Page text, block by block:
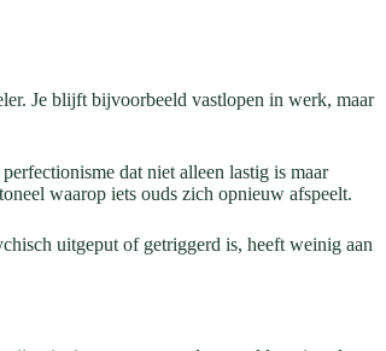
Je blijft bijvoorbeeld vastlopen in werk, maar
dat niet alleen lastig is maar
waarop iets ouds zich opnieuw afspeelt.
uitgeput of getriggerd is, heeft weinig aan